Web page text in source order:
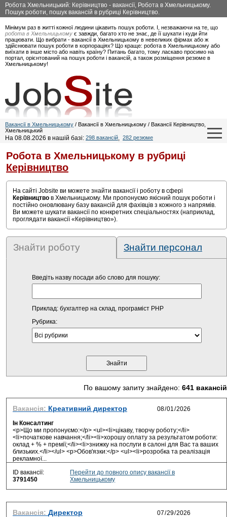
Робота Хмельницький: Керівництво - вакансії, Робота в Хмельницькому.
Пошук роботи, пошук вакансій в рубриці Керівництво.
Мінімум раз в житті кожної людини цікавить пошук роботи. І, незважаючи на те, що
робота в Хмельницькому є завжди, багато хто не знає, де її шукати і куди йти
працювати. Що вибрати - вакансії в Хмельницькому в невеликих фірмах або ж
здійснювати пошук роботи в корпораціях? Що краще: робота в Хмельницькому або
виїхати в інше місто або навіть країну? Питань багато, тому ласкаво просимо на
портал, орієнтований на пошук роботи і вакансій, а також розміщення резюме в
Хмельницькому!
Вакансії в Хмельницькому / Вакансії в Хмельницькому / Вакансії Керівництво,
Хмельницький
На 08.08.2026 в нашій базі: 298 вакансій, 282 резюме
Робота в Хмельницькому в рубриці
Керівництво
На сайті Jobsite ви можете знайти вакансії і роботу в сфері
Керівництво в Хмельницькому. Ми пропонуємо якісний пошук роботи і
постійно оновлювану базу вакансій для фахівців з кожного з напрямів.
Ви можете шукати вакансії по конкретних спеціальностях (наприклад,
проглядати вакансії «Керівництво»).
Знайти роботу Знайти персонал
Введіть назву посади або слово для пошуку:
Приклад: бухгалтер на склад, програміст PHP
Рубрика:
По вашому запиту знайдено: 641 вакансій
Вакансія: Креативний директор
Ін Консалтинг
<p>Що ми пропонуємо:</p> <ul><li>цікаву, творчу роботу;</li>
<li>початкове навчання;</li><li>хорошу оплату за результатом роботи:
оклад + % + премії;</li><li>знижку на послуги в салоні для Вас та ваших
близьких.</li></ul> <p>Обов'язки:</p> <ul><li>розробка та реалізація
рекламної...
ID вакансії:
3791450
Перейти до повного опису вакансії в
Хмельницькому
Вакансія: Директор